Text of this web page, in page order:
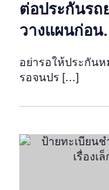
ต่อประกันรถ
วางแผนก่อ
อย่ารอให้ประกัน
รอจนปร […]